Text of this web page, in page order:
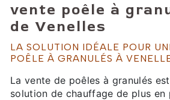
vente poêle à
de Venelles
LA SOLUTION IDÉALE POUR
POÊLE À GRANULÉS À
La vente de poêles à granulés
solution de chauffage de plus en